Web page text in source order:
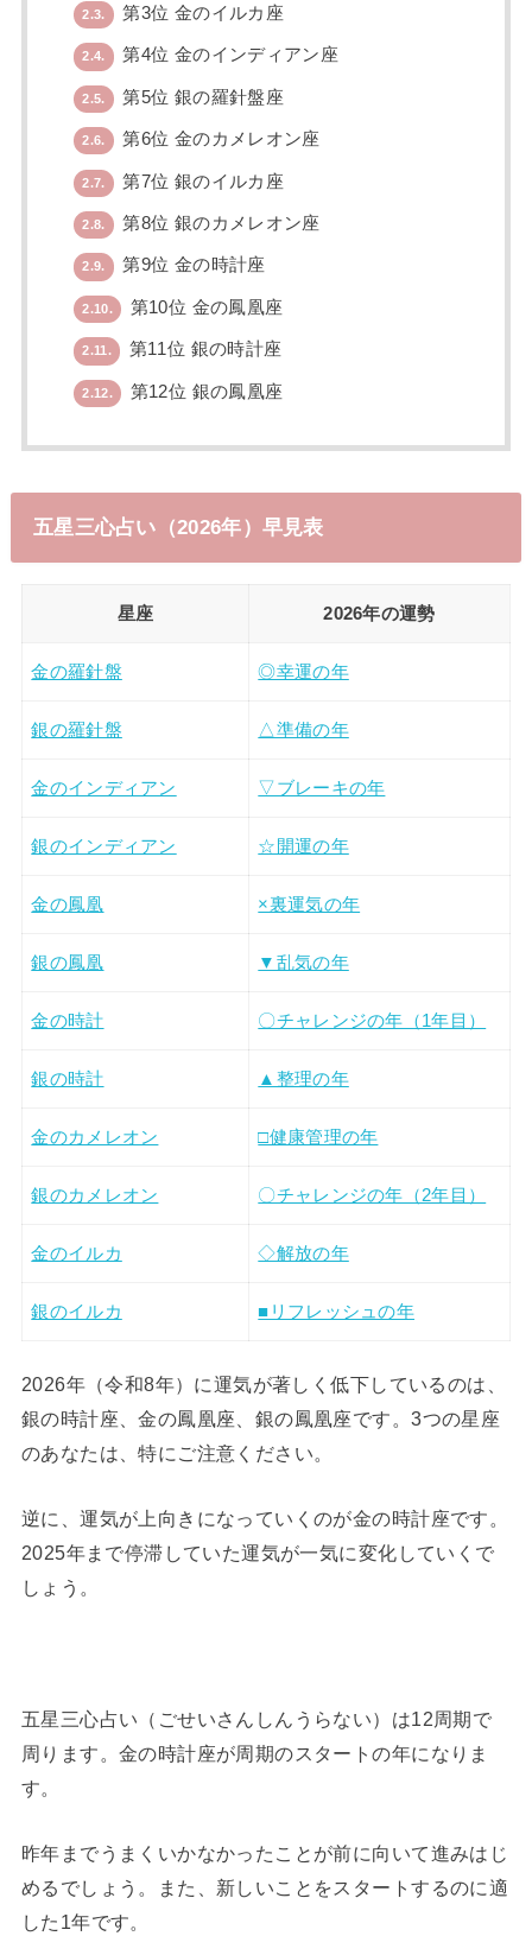
2.3. 第3位 金のイルカ座
2.4. 第4位 金のインディアン座
2.5. 第5位 銀の羅針盤座
2.6. 第6位 金のカメレオン座
2.7. 第7位 銀のイルカ座
2.8. 第8位 銀のカメレオン座
2.9. 第9位 金の時計座
2.10. 第10位 金の鳳凰座
2.11. 第11位 銀の時計座
2.12. 第12位 銀の鳳凰座
五星三心占い（2026年）早見表
星座 2026年の運勢
金の羅針盤 ◎幸運の年
銀の羅針盤 △準備の年
金のインディアン ▽ブレーキの年
銀のインディアン ☆開運の年
金の鳳凰 ×裏運気の年
銀の鳳凰 ▼乱気の年
金の時計 〇チャレンジの年（1年目）
銀の時計 ▲整理の年
金のカメレオン □健康管理の年
銀のカメレオン 〇チャレンジの年（2年目）
金のイルカ ◇解放の年
銀のイルカ ■リフレッシュの年
2026年（令和8年）に運気が著しく低下しているのは、
銀の時計座、金の鳳凰座、銀の鳳凰座です。3つの星座
のあなたは、特にご注意ください。
逆に、運気が上向きになっていくのが金の時計座です。
2025年まで停滞していた運気が一気に変化していくで
しょう。
五星三心占い（ごせいさんしんうらない）は12周期で
周ります。金の時計座が周期のスタートの年になりま
す。
昨年までうまくいかなかったことが前に向いて進みはじ
めるでしょう。また、新しいことをスタートするのに適
した1年です。